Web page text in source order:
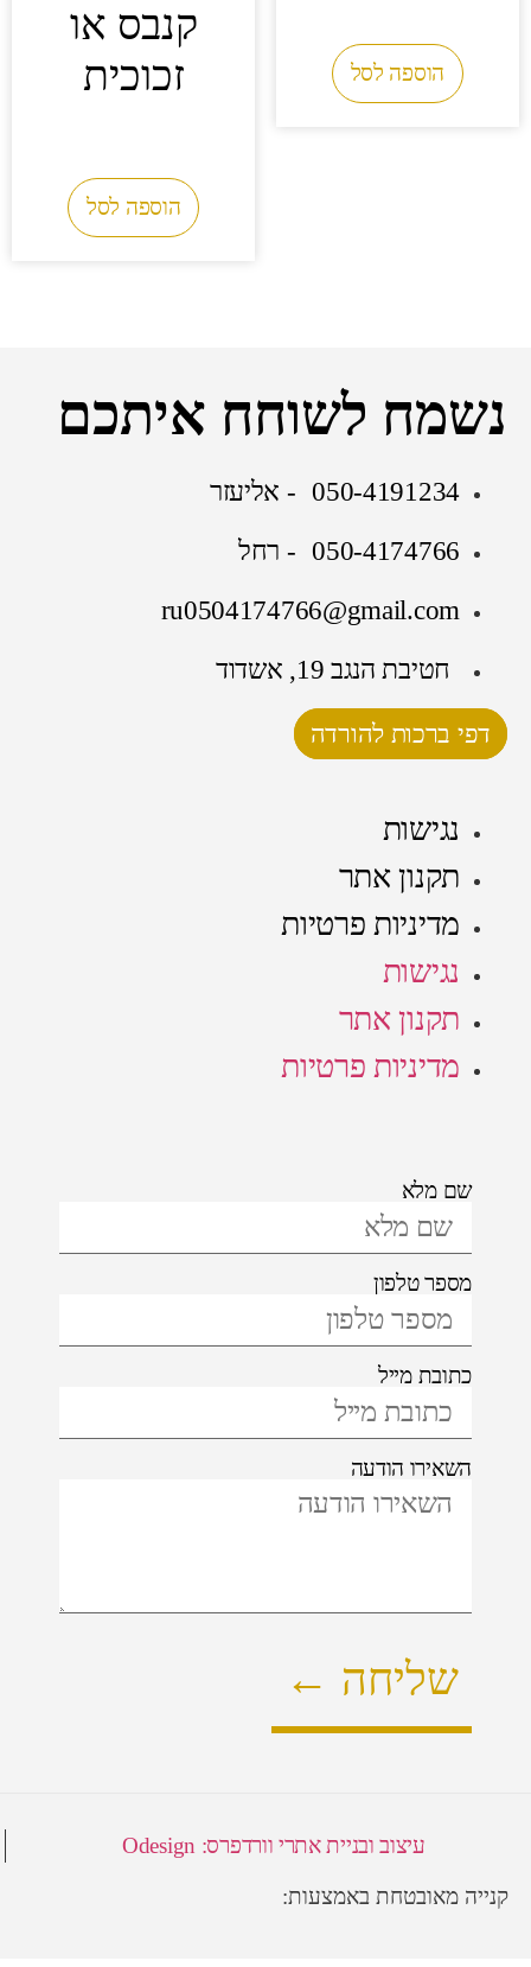
הוספה לסל
קנבס או
זכוכית
הוספה לסל
נשמח לשוחח איתכם
050-4191234 - אליעזר
050-4174766 - רחל
ru0504174766@gmail.com
חטיבת הנגב 19, אשדוד
דפי ברכות להורדה
נגישות
תקנון אתר
מדיניות פרטיות
נגישות
תקנון אתר
מדיניות פרטיות
שם מלא
מספר טלפון
כתובת מייל
השאירו הודעה
שליחה ←
עיצוב ובניית אתרי וורדפרס: Odesign
קנייה מאובטחת באמצעות: